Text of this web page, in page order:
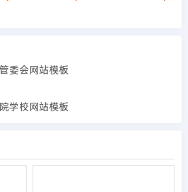
委会网站模板
学校网站模板